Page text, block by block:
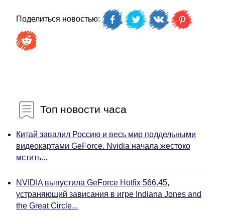
Поделиться новостью:
Топ новости часа
Китай завалил Россию и весь мир поддельными
видеокартами GeForce. Nvidia начала жестоко
мстить...
NVIDIA выпустила GeForce Hotfix 566.45,
устраняющий зависания в игре Indiana Jones and
the Great Circle...